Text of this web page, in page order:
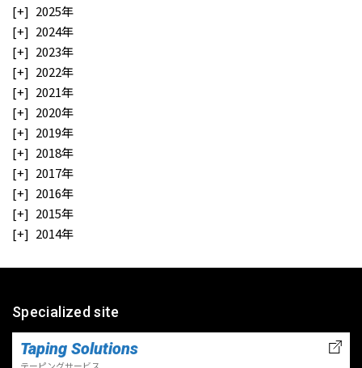
2025年
2024年
2023年
2022年
2021年
2020年
2019年
2018年
2017年
2016年
2015年
2014年
Specialized site
Taping Solutions